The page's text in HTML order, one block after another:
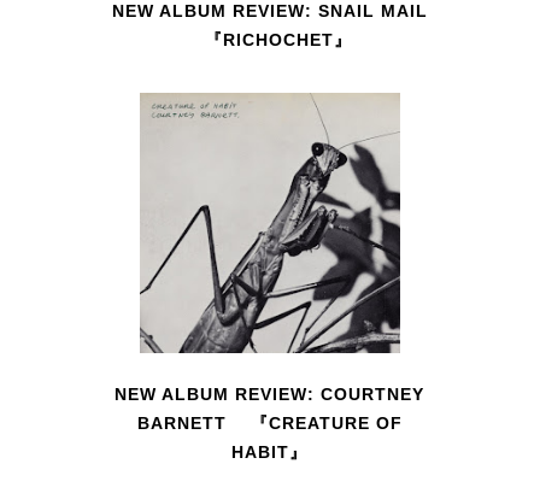
NEW ALBUM REVIEW: SNAIL MAIL
『RICHOCHET』
NEW ALBUM REVIEW: COURTNEY
BARNETT 『CREATURE OF
HABIT』